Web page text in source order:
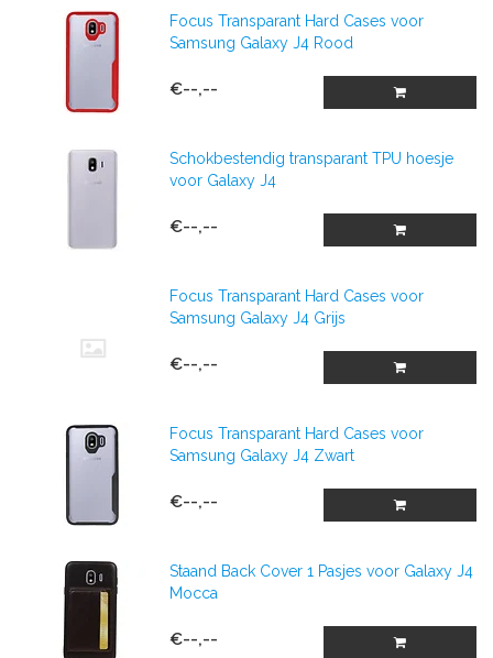
Focus Transparant Hard Cases voor
Samsung Galaxy J4 Rood
€--,--
Schokbestendig transparant TPU hoesje
voor Galaxy J4
€--,--
Focus Transparant Hard Cases voor
Samsung Galaxy J4 Grijs
€--,--
Focus Transparant Hard Cases voor
Samsung Galaxy J4 Zwart
€--,--
Staand Back Cover 1 Pasjes voor Galaxy J4
Mocca
€--,--